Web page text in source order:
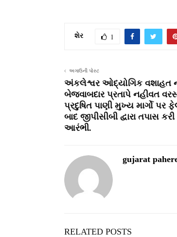
શેર 1
અગાઉની પોસ્ટ
અંકલેશ્વર ઓદ્યોગિક વશાહત
બેજવાબદાર પ્રતાપે નહીવત
પ્રદુષિત પાણી મુખ્ય માર્ગો પર
બાદ જીપીસીબી દ્વારા તપાસ કરી
આરંભી.
gujarat
RELATED POSTS